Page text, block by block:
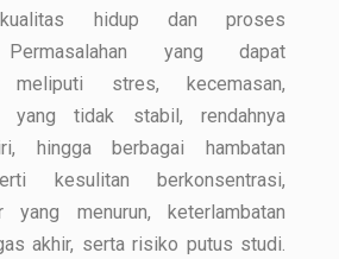
kualitas hidup dan proses
Permasalahan yang dapat
meliputi stres, kecemasan,
yang tidak stabil, rendahnya
hingga berbagai hambatan
kesulitan berkonsentrasi,
yang menurun, keterlambatan
akhir, serta risiko putus studi.